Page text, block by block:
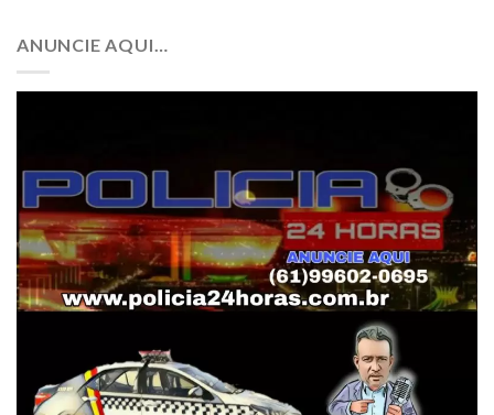
ANUNCIE AQUI…